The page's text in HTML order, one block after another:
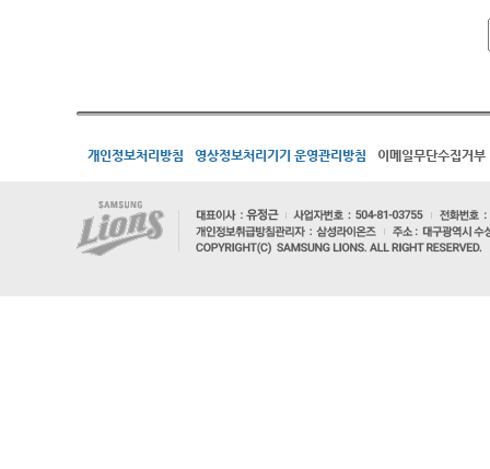
개인정보처리방침 영상정보처리기기 운영관리방침 이메일무단수집거부